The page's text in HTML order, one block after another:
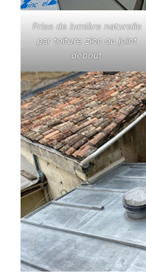
Prise de lumière naturelle
par toiture zinc ou joint
debout